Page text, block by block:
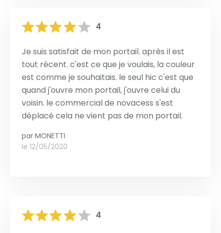
4
Je suis satisfait de mon portail. après il est
tout récent. c'est ce que je voulais, la couleur
est comme je souhaitais. le seul hic c'est que
quand j'ouvre mon portail, j'ouvre celui du
voisin. le commercial de novacess s'est
déplacé cela ne vient pas de mon portail.
par MONETTI
le 12/05/2020
4